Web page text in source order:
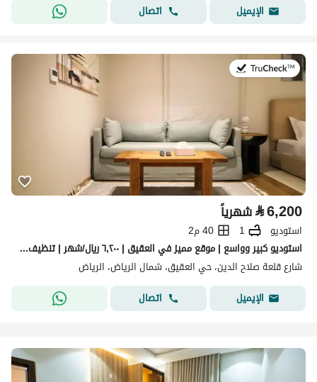
الإيميل
اتصال
⃁6,200 شهرياً
استوديو 1
40 م2
استوديو كبير وواسع | موقع مميز في العقيق | ٦,٢٠٠ ريال/شهر | تنظيف أسبوعي مجاني
شارع قلعة صلاح الدين، حي العقيق، شمال الرياض، الرياض
الإيميل
اتصال